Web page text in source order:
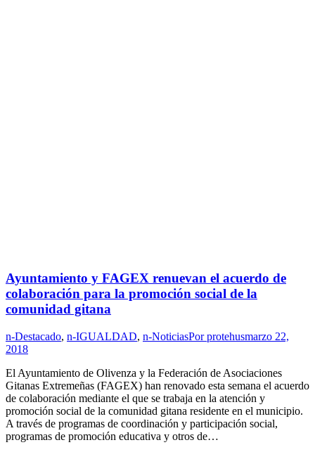
Ayuntamiento y FAGEX renuevan el acuerdo de
colaboración para la promoción social de la
comunidad gitana
n-Destacado, n-IGUALDAD, n-NoticiasPorprotehusmarzo 22,
2018
El Ayuntamiento de Olivenza y la Federación de Asociaciones
Gitanas Extremeñas (FAGEX) han renovado esta semana el acuerdo
de colaboración mediante el que se trabaja en la atención y
promoción social de la comunidad gitana residente en el municipio.
A través de programas de coordinación y participación social,
programas de promoción educativa y otros de…